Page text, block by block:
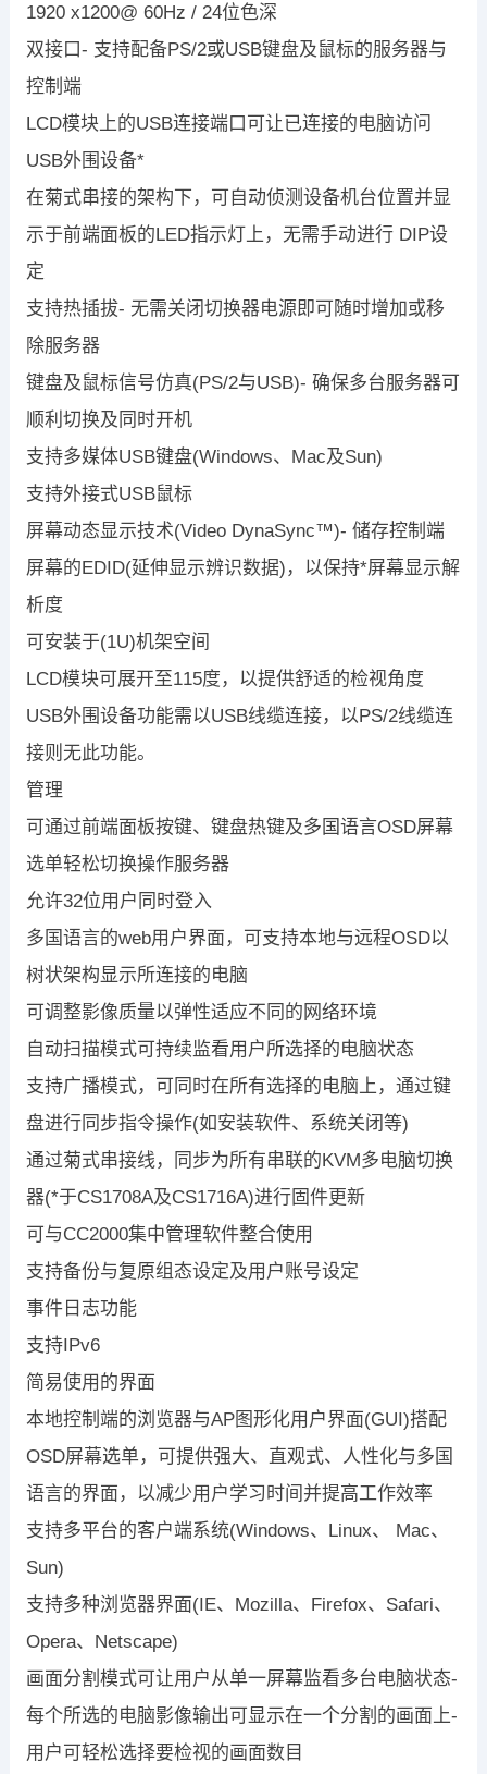
1920 x1200@ 60Hz / 24位色深
双接口- 支持配备PS/2或USB键盘及鼠标的服务器与
控制端
LCD模块上的USB连接端口可让已连接的电脑访问
USB外围设备*
在菊式串接的架构下，可自动侦测设备机台位置并显
示于前端面板的LED指示灯上，无需手动进行 DIP设
定
支持热插拔- 无需关闭切换器电源即可随时增加或移
除服务器
键盘及鼠标信号仿真(PS/2与USB)- 确保多台服务器可
顺利切换及同时开机
支持多媒体USB键盘(Windows、Mac及Sun)
支持外接式USB鼠标
屏幕动态显示技术(Video DynaSync™)- 储存控制端
屏幕的EDID(延伸显示辨识数据)，以保持*屏幕显示解
析度
可安装于(1U)机架空间
LCD模块可展开至115度，以提供舒适的检视角度
USB外围设备功能需以USB线缆连接，以PS/2线缆连
接则无此功能。
管理
可通过前端面板按键、键盘热键及多国语言OSD屏幕
选单轻松切换操作服务器
允许32位用户同时登入
多国语言的web用户界面，可支持本地与远程OSD以
树状架构显示所连接的电脑
可调整影像质量以弹性适应不同的网络环境
自动扫描模式可持续监看用户所选择的电脑状态
支持广播模式，可同时在所有选择的电脑上，通过键
盘进行同步指令操作(如安装软件、系统关闭等)
通过菊式串接线，同步为所有串联的KVM多电脑切换
器(*于CS1708A及CS1716A)进行固件更新
可与CC2000集中管理软件整合使用
支持备份与复原组态设定及用户账号设定
事件日志功能
支持IPv6
简易使用的界面
本地控制端的浏览器与AP图形化用户界面(GUI)搭配
OSD屏幕选单，可提供强大、直观式、人性化与多国
语言的界面，以减少用户学习时间并提高工作效率
支持多平台的客户端系统(Windows、Linux、 Mac、
Sun)
支持多种浏览器界面(IE、Mozilla、Firefox、Safari、
Opera、Netscape)
画面分割模式可让用户从单一屏幕监看多台电脑状态-
每个所选的电脑影像输出可显示在一个分割的画面上-
用户可轻松选择要检视的画面数目